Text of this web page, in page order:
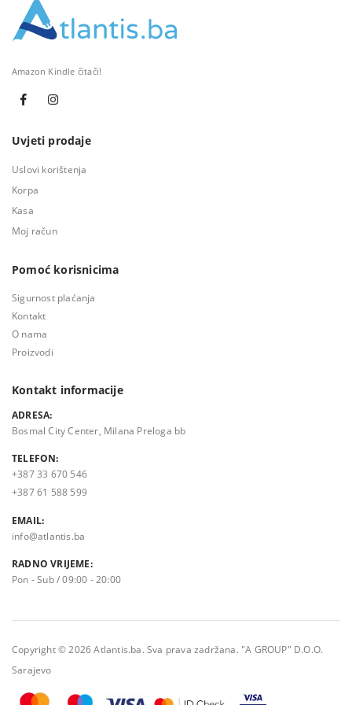
Amazon Kindle čitači!
Uvjeti prodaje
Uslovi korištenja
Korpa
Kasa
Moj račun
Pomoć korisnicima
Sigurnost plaćanja
Kontakt
O nama
Proizvodi
Kontakt informacije
ADRESA:
Bosmal City Center, Milana Preloga bb
TELEFON:
+387 33 670 546
+387 61 588 599
EMAIL:
info@atlantis.ba
RADNO VRIJEME:
Pon - Sub / 09:00 - 20:00
Copyright © 2026 Atlantis.ba. Sva prava zadržana. "A GROUP" D.O.O.
Sarajevo